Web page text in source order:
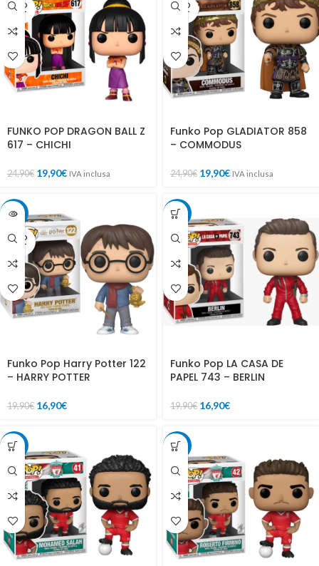
SOLD
OUT
FUNKO POP DRAGON BALL Z
617 – CHICHI
24,90€ 19,90€ IVA inclusa
SOLD
OUT
Funko Pop GLADIATOR 858
– COMMODUS
24,90€ 19,90€ IVA inclusa
-15%
SOLD
OUT
Funko Pop Harry Potter 122
– HARRY POTTER
19,90€ 16,90€
-15%
Funko Pop LA CASA DE
PAPEL 743 – BERLIN
19,90€ 16,90€
-20% -20%